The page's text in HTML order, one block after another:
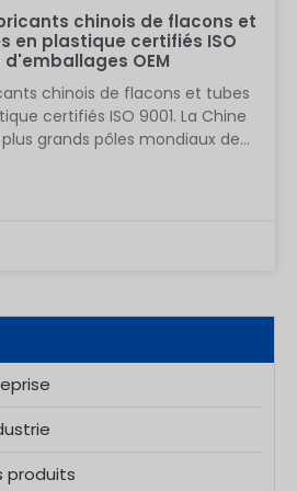
produits
chinois de flacons et
en plastique certifiés ISO
d'emballages OEM
chinois de flacons et tubes
certifiés ISO 9001. La Chine
grands pôles mondiaux de
tubes cosmétiques, des
de soins personnels et de
ne se résume pas à une
Un fournisseur fiable doit
constant, un système de
ISO 9001, des matériaux
une expérience en matière
notamment le développement